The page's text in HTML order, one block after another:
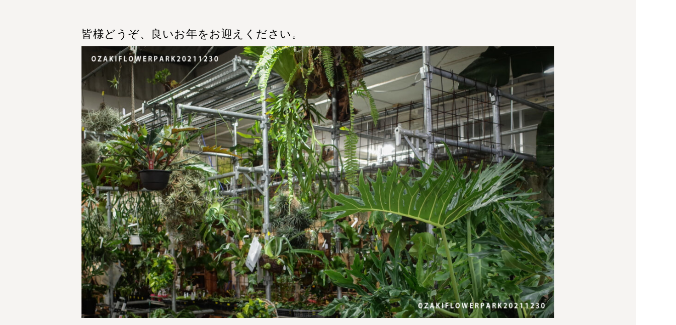
皆様どうぞ、良いお年をお迎えください。